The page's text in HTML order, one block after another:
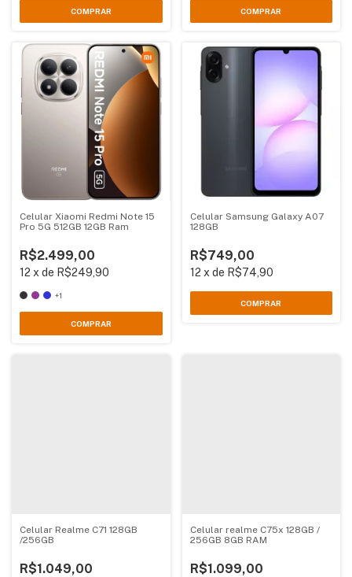
COMPRAR COMPRAR
Celular Xiaomi Redmi Note 15
Pro 5G 512GB 12GB Ram
R$2.499,00
12 xde R$249,90
+1
COMPRAR
Celular Samsung Galaxy A07
128GB
R$749,00
12 xde R$74,90
COMPRAR
Celular Realme C71 128GB
/256GB
R$1.049,00
Celular realme C75x 128GB /
256GB 8GB RAM
R$1.099,00